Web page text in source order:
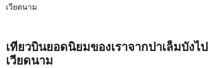
เวียดนาม
เที่ยวบินยอดนิยมของเราจากปาเล็มบังไป
เวียดนาม